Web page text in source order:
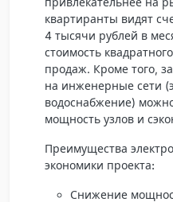
квартиранты видят
4 тысячи рублей в
стоимость
продаж. Кроме того,
на инженерные сети
водоснабжение)
мощность узлов и
Преимущества
экономики проекта:
Снижение